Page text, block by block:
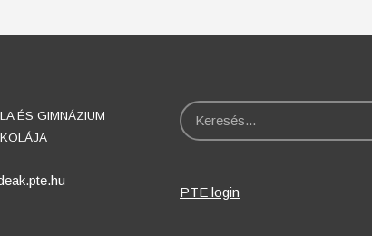
ÉS GIMNÁZIUM
Keresés
PTE login